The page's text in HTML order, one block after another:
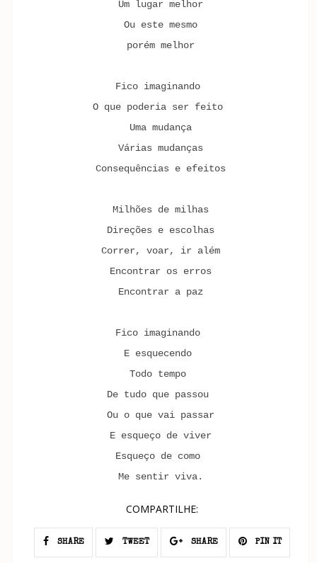
Um lugar melhor
Ou este mesmo
porém melhor
Fico imaginando
O que poderia ser feito
Uma mudança
Várias mudanças
Consequências e efeitos
Milhões de milhas
Direções e escolhas
Correr, voar, ir além
Encontrar os erros
Encontrar a paz
Fico imaginando
E esquecendo
Todo tempo
De tudo que passou
Ou o que vai passar
E esqueço de viver
Esqueço de como
Me sentir viva.
COMPARTILHE:
SHARE TWEET SHARE PIN IT